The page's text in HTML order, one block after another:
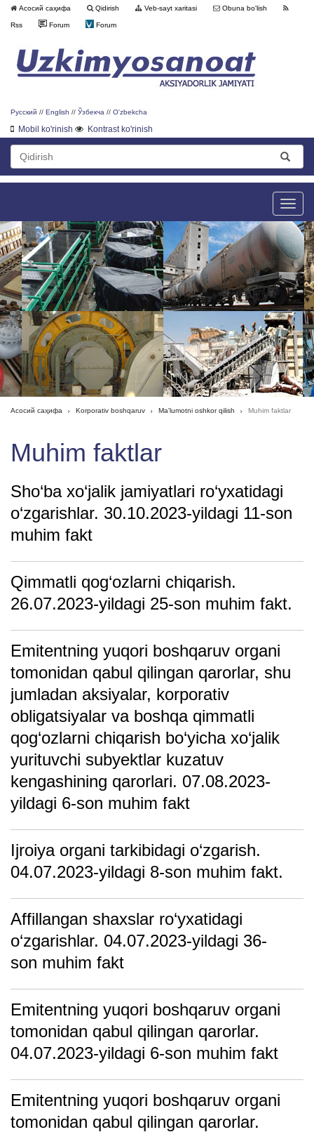
Асосий саҳифа Qidirish Veb-sayt xaritasi Obuna bo'lish
Rss Forum Forum
Русский // English // Ўзбекча // O'zbekcha
Mobil ko'rinish Kontrast ko'rinish
Toggle
Асосий саҳифа Korporativ boshqaruv Ma'lumotni oshkor qilish Muhim faktlar
Muhim faktlar
Sho‘ba xo‘jalik jamiyatlari ro‘yxatidagi
o‘zgarishlar. 30.10.2023-yildagi 11-son
muhim fakt
Qimmatli qog‘ozlarni chiqarish.
26.07.2023-yildagi 25-son muhim fakt.
Emitentning yuqori boshqaruv organi
tomonidan qabul qilingan qarorlar, shu
jumladan aksiyalar, korporativ
obligatsiyalar va boshqa qimmatli
qog‘ozlarni chiqarish bo‘yicha xo‘jalik
yurituvchi subyektlar kuzatuv
kengashining qarorlari. 07.08.2023-
yildagi 6-son muhim fakt
Ijroiya organi tarkibidagi o‘zgarish.
04.07.2023-yildagi 8-son muhim fakt.
Affillangan shaxslar ro‘yxatidagi
o‘zgarishlar. 04.07.2023-yildagi 36-
son muhim fakt
Emitentning yuqori boshqаruv orgаni
tomonidаn qаbul qilingаn qаrorlаr.
04.07.2023-yildagi 6-son muhim fakt
Emitentning yuqori boshqаruv orgаni
tomonidаn qаbul qilingаn qаrorlаr.